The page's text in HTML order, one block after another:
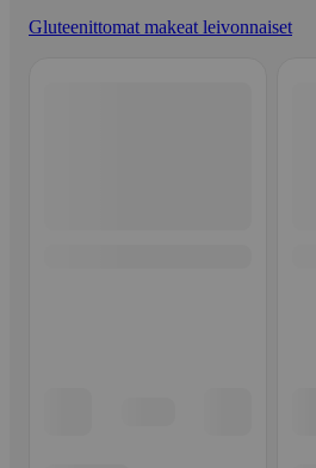
Gluteenittomat makeat leivonnaiset